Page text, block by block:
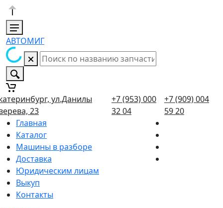
АВТОМИГ
ул.Данилы
23
+7 (953) 000
32 04
+7 (909) 004
59 20
Главная
Каталог
Машины в разборе
Доставка
Юридическим лицам
Выкуп
Контакты